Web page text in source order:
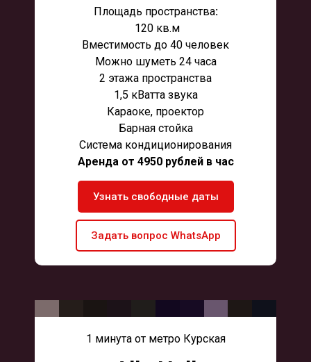
Площадь пространства:
120 кв.м
Вместимость до 40 человек
Можно шуметь 24 часа
2 этажа пространства
1,5 кВатта звука
Караоке, проектор
Барная стойка
Система кондиционирования
Аренда от 4950 рублей в час
Узнать свободные даты
Задать вопрос WhatsApp
1 минута от метро Курская